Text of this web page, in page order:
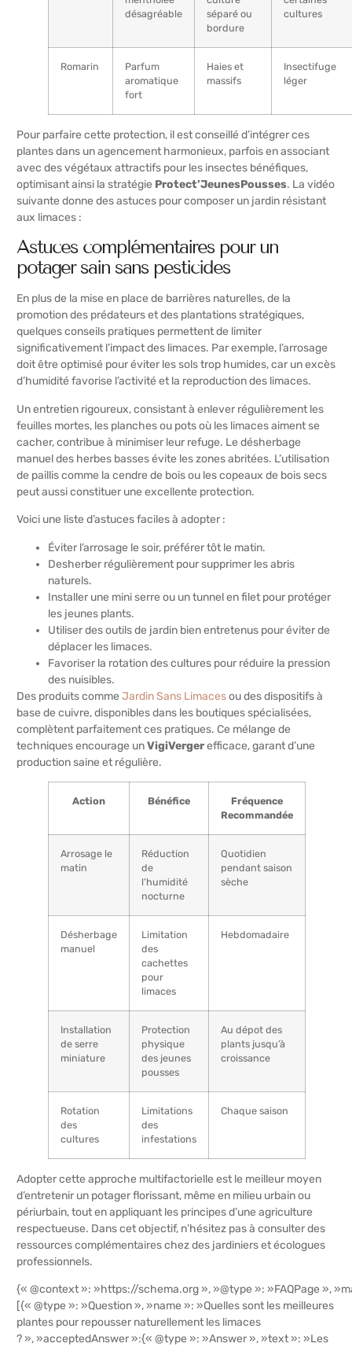
désagréable
séparé ou
bordure
cultures
Romarin
Parfum
aromatique
fort
Haies et
massifs
Insectifuge
léger
Pour parfaire cette protection, il est conseillé d’intégrer ces
plantes dans un agencement harmonieux, parfois en associant
avec des végétaux attractifs pour les insectes bénéfiques,
optimisant ainsi la stratégie Protect’JeunesPousses. La vidéo
suivante donne des astuces pour composer un jardin résistant
aux limaces :
Astuces complémentaires pour un
potager sain sans pesticides
En plus de la mise en place de barrières naturelles, de la
promotion des prédateurs et des plantations stratégiques,
quelques conseils pratiques permettent de limiter
significativement l’impact des limaces. Par exemple, l’arrosage
doit être optimisé pour éviter les sols trop humides, car un excès
d’humidité favorise l’activité et la reproduction des limaces.
Un entretien rigoureux, consistant à enlever régulièrement les
feuilles mortes, les planches ou pots où les limaces aiment se
cacher, contribue à minimiser leur refuge. Le désherbage
manuel des herbes basses évite les zones abritées. L’utilisation
de paillis comme la cendre de bois ou les copeaux de bois secs
peut aussi constituer une excellente protection.
Voici une liste d’astuces faciles à adopter :
Éviter l’arrosage le soir, préférer tôt le matin.
Desherber régulièrement pour supprimer les abris
naturels.
Installer une mini serre ou un tunnel en filet pour protéger
les jeunes plants.
Utiliser des outils de jardin bien entretenus pour éviter de
déplacer les limaces.
Favoriser la rotation des cultures pour réduire la pression
des nuisibles.
Des produits comme Jardin Sans Limacesou des dispositifs à
base de cuivre, disponibles dans les boutiques spécialisées,
complètent parfaitement ces pratiques. Ce mélange de
techniques encourage unVigiVergerefficace, garant d’une
production saine et régulière.
Action Bénéfice
Fréquence
Recommandée
Arrosage le
matin
Réduction
de
l’humidité
nocturne
Quotidien
pendant saison
sèche
Désherbage
manuel
Limitation
des
cachettes
pour
limaces
Hebdomadaire
Installation
de serre
miniature
Protection
physique
des jeunes
pousses
Au dépot des
plants jusqu’à
croissance
Rotation
des
cultures
Limitations
des
infestations
Chaque saison
Adopter cette approche multifactorielle est le meilleur moyen
d’entretenir un potager florissant, même en milieu urbain ou
périurbain, tout en appliquant les principes d’une agriculture
respectueuse. Dans cet objectif, n’hésitez pas à consulter des
ressources complémentaires chez des jardiniers et écologues
professionnels.
{« @context »: »https://schema.org », »@type »: »FAQPage »,
[{« @type »: »Question », »name »: »Quelles sont les meilleures
plantes pour repousser naturellement les limaces
? », »acceptedAnswer »:{« @type »: »Answer », »text »: »Les